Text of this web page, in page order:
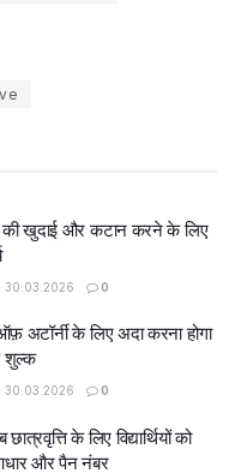
खुदाई और कटान करने के लिए
30.03.2026 0
अटॉर्नी के लिए अदा करना होगा
शुल्क
30.03.2026 0
के लिए विद्यार्थियों को
और पैन नंबर